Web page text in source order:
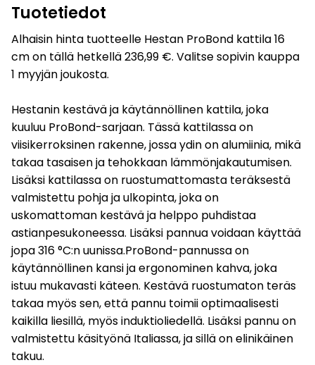
Tuotetiedot
Alhaisin hinta tuotteelle Hestan ProBond kattila 16
cm on tällä hetkellä 236,99 €. Valitse sopivin kauppa
1 myyjän joukosta.
Hestanin kestävä ja käytännöllinen kattila, joka
kuuluu ProBond-sarjaan. Tässä kattilassa on
viisikerroksinen rakenne, jossa ydin on alumiinia, mikä
takaa tasaisen ja tehokkaan lämmönjakautumisen.
Lisäksi kattilassa on ruostumattomasta teräksestä
valmistettu pohja ja ulkopinta, joka on
uskomattoman kestävä ja helppo puhdistaa
astianpesukoneessa. Lisäksi pannua voidaan käyttää
jopa 316 °C:n uunissa.ProBond-pannussa on
käytännöllinen kansi ja ergonominen kahva, joka
istuu mukavasti käteen. Kestävä ruostumaton teräs
takaa myös sen, että pannu toimii optimaalisesti
kaikilla liesillä, myös induktioliedellä. Lisäksi pannu on
valmistettu käsityönä Italiassa, ja sillä on elinikäinen
takuu.